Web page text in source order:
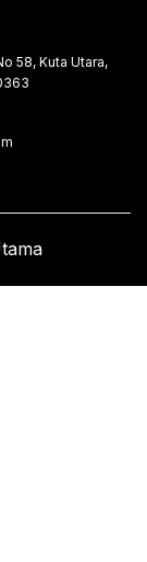
58, Kuta Utara,